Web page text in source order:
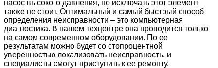
насос высокого давления, но исключать этот элемент
также не стоит. Оптимальный и самый быстрый способ
определения неисправности – это компьютерная
диагностика. В нашем техцентре она проводится только
на самом современном оборудовании. По ее
результатам можно будет со стопроцентной
уверенностью локализовать неисправность, и
специалисты смогут приступить к ее ремонту.